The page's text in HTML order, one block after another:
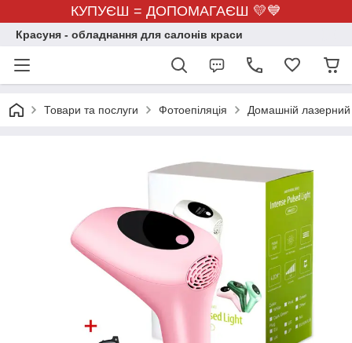
КУПУЄШ = ДОПОМАГАЄШ 💛💙
Красуня - обладнання для салонів краси
Товари та послуги Фотоепіляція Домашній